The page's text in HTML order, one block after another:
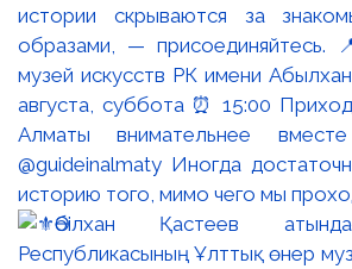
истории скрываются за
образами, — присоединяйтесь.
музей искусств РК имени
августа, суббота ⏰ 15:00
Алматы внимательнее
@guideinalmaty Иногда
историю того, мимо чего мы